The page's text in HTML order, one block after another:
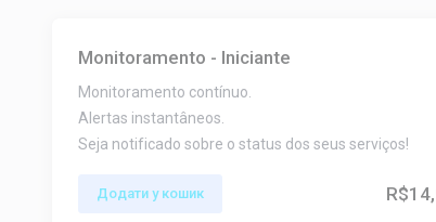
Monitoramento - Iniciante
Monitoramento contínuo.
Alertas instantâneos.
Seja notificado sobre o status dos seus serviços!
Додати у кошик